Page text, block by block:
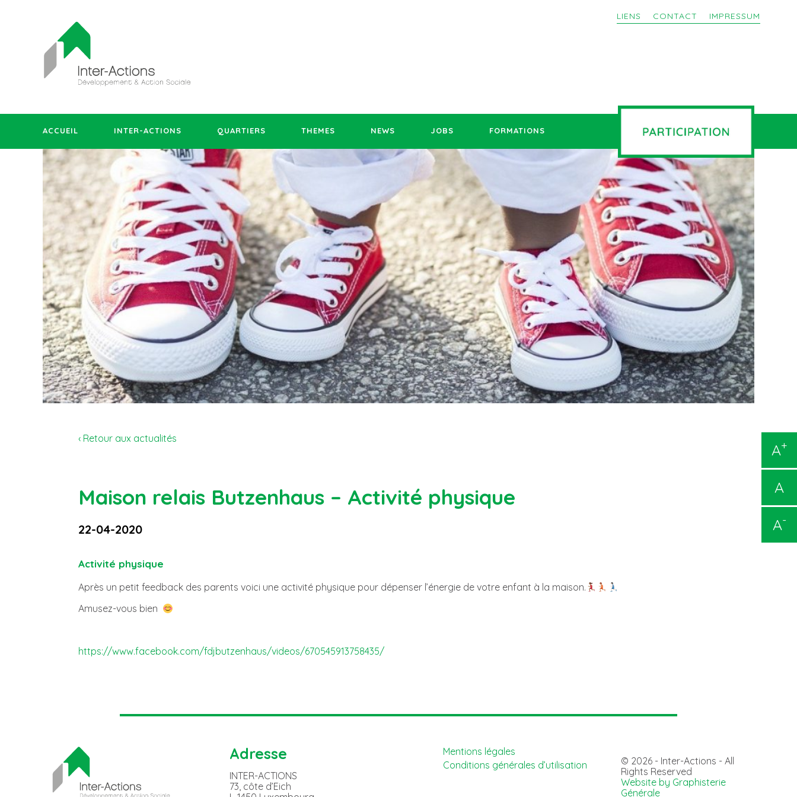
LIENS CONTACT IMPRESSUM
ACCUEIL INTER-ACTIONS QUARTIERS THEMES NEWS JOBS FORMATIONS
A+
A
A-
‹ Retour aux actualités
Maison relais Butzenhaus – Activité physique
22-04-2020
Activité physique
Après un petit feedback des parents voici une activité physique pour dépenser l’énergie de votre enfant à la maison.
Amusez-vous bien
https://www.facebook.com/fdjbutzenhaus/videos/670545913758435/
Adresse
INTER-ACTIONS
73, côte d’Eich
Mentions légales
Conditions générales d’utilisation
© 2026 - Inter-Actions - All
Rights Reserved
Website by Graphisterie
Générale